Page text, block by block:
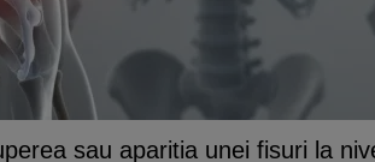
sau aparitia unei fisuri la